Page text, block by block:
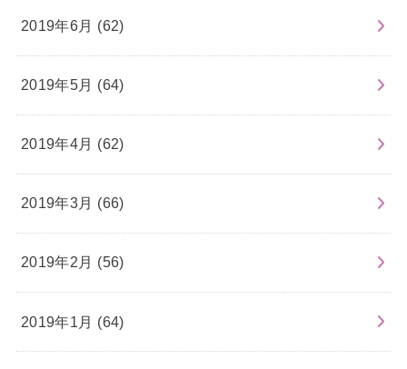
2019年6月 (62)
2019年5月 (64)
2019年4月 (62)
2019年3月 (66)
2019年2月 (56)
2019年1月 (64)